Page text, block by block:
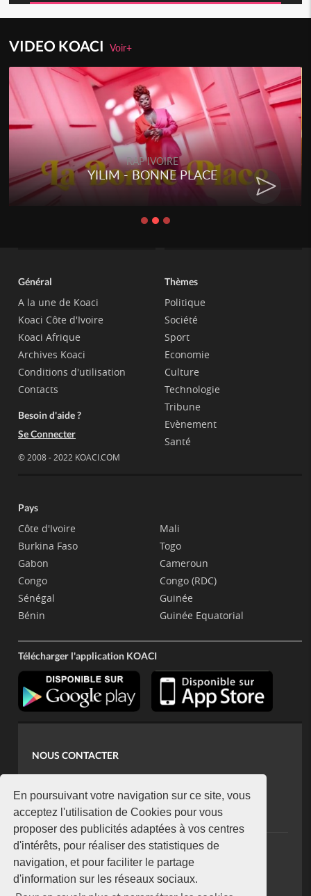
En poursuivant votre navigation sur ce site, vous
acceptez l'utilisation de Cookies pour vous
proposer des publicités adaptées à vos centres
d'intérêts, pour réaliser des statistiques de
navigation, et pour faciliter le partage
d'information sur les réseaux sociaux.
VIDEO KOACIVoir+
RAP IVOIRE
YILIM - BONNE PLACE
Général
A la une de Koaci
Koaci Côte d'Ivoire
Koaci Afrique
Archives Koaci
Conditions d'utilisation
Contacts
Besoin d'aide ?
Se Connecter
© 2008 - 2022 KOACI.COM
Thèmes
Politique
Société
Sport
Economie
Culture
Technologie
Tribune
Evènement
Santé
Pays
Côte d'Ivoire
Burkina Faso
Gabon
Congo
Sénégal
Bénin
Mali
Togo
Cameroun
Congo (RDC)
Guinée
Guinée Equatorial
Télécharger l'application KOACI
NOUS CONTACTER
koaci@yahoo.fr
+225 07 08 85 52 93
NEWSLETTER
Restez connecté via notre newsletter
S'abonner